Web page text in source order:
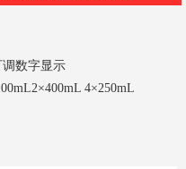
调数字显示
4×250mL